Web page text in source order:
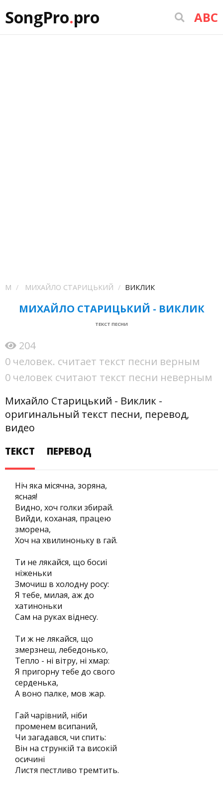
SongPro.pro ABC
М МИХАЙЛО СТАРИЦЬКИЙ ВИКЛИК
МИХАЙЛО СТАРИЦЬКИЙ - ВИКЛИК
ТЕКСТ ПЕСНИ
204
0 человек. считает текст песни верным
0 человек считают текст песни неверным
Михайло Старицький - Виклик -
оригинальный текст песни, перевод,
видео
ТЕКСТ
ПЕРЕВОД
Нiч яка мiсячна, зоряна,
ясная!
Видно, хоч голки збирай.
Вийди, коханая, працею
зморена,
Хоч на хвилиноньку в гай.
Ти не лякайся, що босиi
нiженьки
Змочиш в холодну росу:
Я тебе, милая, аж до
хатиноньки
Сам на руках вiднесу.
Ти ж не лякайся, що
змерзнеш, лебедонько,
Тепло - нi вiтру, нi хмар:
Я пригорну тебе до свого
серденька,
А воно палке, мов жар.
Гай чарiвний, нiби
променем всипаний,
Чи загадався, чи спить:
Вiн на стрункiй та високiй
осичинi
Листя пестливо тремтить.